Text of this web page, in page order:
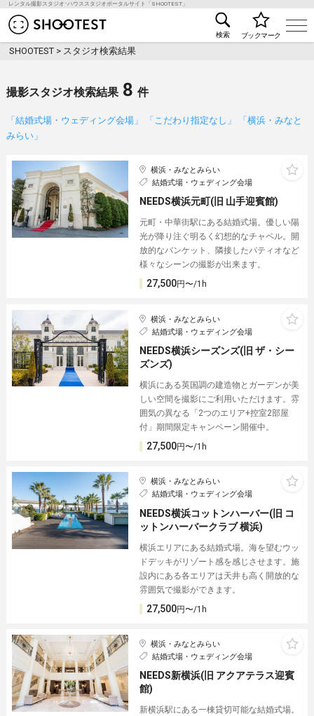
レンタル撮影スタジオ･ハウススタジオポータルサイト「SHOOTEST」
レンタル撮影スタジオ･ハウススタジオ検索の
検索 ブックマーク
SHOOTEST > スタジオ検索結果
撮影スタジオ検索結果 8 件
「結婚式場・ウェディング会場」 「こだわり指定なし」 「横浜・みなと
みらい」
横浜・みなとみらい
結婚式場・ウェディング会場
NEEDS横浜元町(旧 山手迎賓館)
元町・中華街駅にある結婚式場。優しい陽
光が降り注ぐ明るく幻想的なチャペル。開
放的なバンケット、隣接したパティオなど
様々なシーンの撮影が出来ます。
27,500円〜/1h
横浜・みなとみらい
結婚式場・ウェディング会場
NEEDS横浜シーズンズ(旧 ザ・シー
ズンズ)
横浜にある英国調の建造物とガーデンが美
しい空間を撮影にご利用いただけます。雰
囲気の異なる「2つのエリア+控室2部屋
付」期間限定キャンペーン開催中。
27,500円〜/1h
横浜・みなとみらい
結婚式場・ウェディング会場
NEEDS横浜コットンハーバー(旧 コ
ットンハーバークラブ 横浜)
横浜エリアにある結婚式場。海を望むウッ
ドデッキがリゾート感を感じさせます。施
設内にある各エリアは天井も高く開放的な
雰囲気で撮影ができます。
27,500円〜/1h
横浜・みなとみらい
結婚式場・ウェディング会場
NEEDS新横浜(旧 アクアテラス迎賓
館)
新横浜駅にある一棟貸切可能な結婚式場。